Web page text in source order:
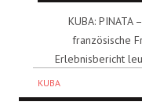
KUBA:
französische
Erlebnisbericht
KUBA